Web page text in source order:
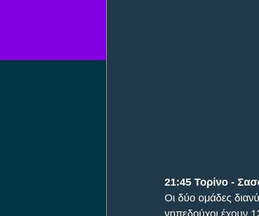
21:45 Τορίνο -
Οι δύο ομάδες
γηπεδούχοι έχουν